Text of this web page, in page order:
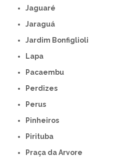
Jaguaré
Jaraguá
Jardim Bonfiglioli
Lapa
Pacaembu
Perdizes
Perus
Pinheiros
Pirituba
Praça da Arvore